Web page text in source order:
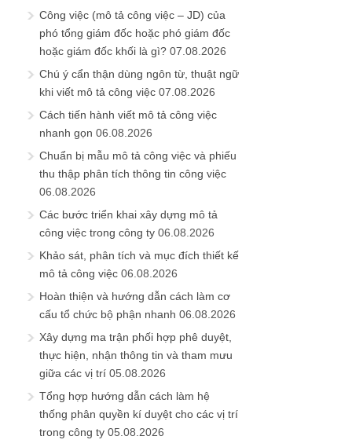
Công việc (mô tả công việc – JD) của
phó tổng giám đốc hoặc phó giám đốc
hoặc giám đốc khối là gì? 07.08.2026
Chú ý cẩn thận dùng ngôn từ, thuật ngữ
khi viết mô tả công việc 07.08.2026
Cách tiến hành viết mô tả công việc
nhanh gọn 06.08.2026
Chuẩn bị mẫu mô tả công việc và phiếu
thu thập phân tích thông tin công việc
06.08.2026
Các bước triển khai xây dựng mô tả
công việc trong công ty 06.08.2026
Khảo sát, phân tích và mục đích thiết kế
mô tả công việc 06.08.2026
Hoàn thiện và hướng dẫn cách làm cơ
cấu tổ chức bộ phận nhanh 06.08.2026
Xây dựng ma trận phối hợp phê duyệt,
thực hiện, nhận thông tin và tham mưu
giữa các vị trí 05.08.2026
Tổng hợp hướng dẫn cách làm hệ
thống phân quyền kí duyệt cho các vị trí
trong công ty 05.08.2026